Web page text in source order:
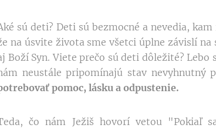
sú deti? Deti sú bezmocné a nevedia,
na úsvite života sme všetci úplne závislí
Boží Syn. Viete prečo sú deti dôležité?
neustále pripomínajú stav nevyhnutný
pomoc, lásku a odpustenie.
čo nám Ježiš hovorí vetou "Pokiaľ